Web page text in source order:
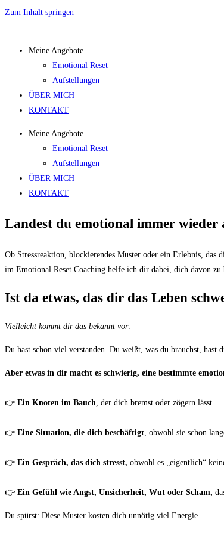
Zum Inhalt springen
Meine Angebote
Emotional Reset
Aufstellungen
ÜBER MICH
KONTAKT
Meine Angebote
Emotional Reset
Aufstellungen
ÜBER MICH
KONTAKT
Landest du emotional immer wieder
Ob Stressreaktion, blockierendes Muster oder ein Erlebnis, das
im Emotional Reset Coaching helfe ich dir dabei, dich davon
Ist da etwas, das dir das Leben
Vielleicht kommt dir das bekannt vor:
Du hast schon viel verstanden. Du weißt, was du brauchst,
Aber etwas in dir macht es schwierig, eine bestimmte
👉 Ein Knoten im Bauch, der dich bremst oder zögern lässt
👉 Eine Situation, die dich beschäftigt, obwohl sie schon
👉 Ein Gespräch, das dich stresst, obwohl es „eigentlich“
👉 Ein Gefühl wie Angst, Unsicherheit, Wut oder Scham,
Du spürst: Diese Muster kosten dich unnötig viel Energie.